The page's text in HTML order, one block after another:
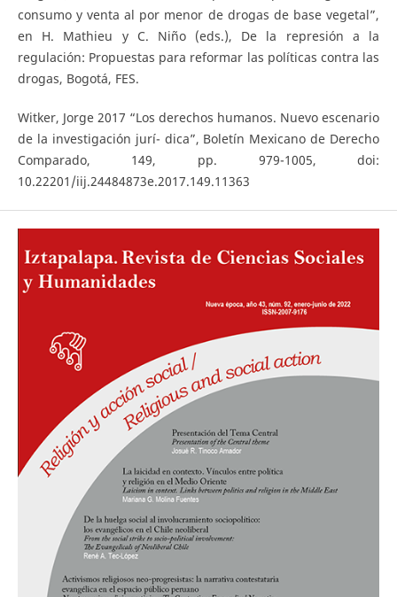
consumo y venta al por menor de drogas de base vegetal”,
en H. Mathieu y C. Niño (eds.), De la represión a la
regulación: Propuestas para reformar las políticas contra las
drogas, Bogotá, FES.
Witker, Jorge 2017 “Los derechos humanos. Nuevo escenario
de la investigación jurí- dica”, Boletín Mexicano de Derecho
Comparado, 149, pp. 979-1005, doi:
10.22201/iij.24484873e.2017.149.11363